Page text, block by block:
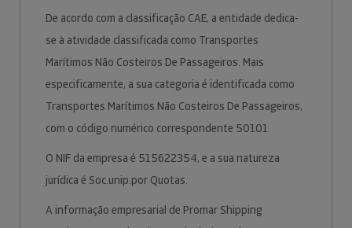
De acordo com a classificação CAE, a entidade dedica-
se à atividade classificada como Transportes
Marítimos Não Costeiros De Passageiros. Mais
especificamente, a sua categoria é identificada como
Transportes Marítimos Não Costeiros De Passageiros,
com o código numérico correspondente 50101.
O NIF da empresa é 515622354, e a sua natureza
jurídica é Soc.unip.por Quotas.
A informação empresarial de Promar Shipping